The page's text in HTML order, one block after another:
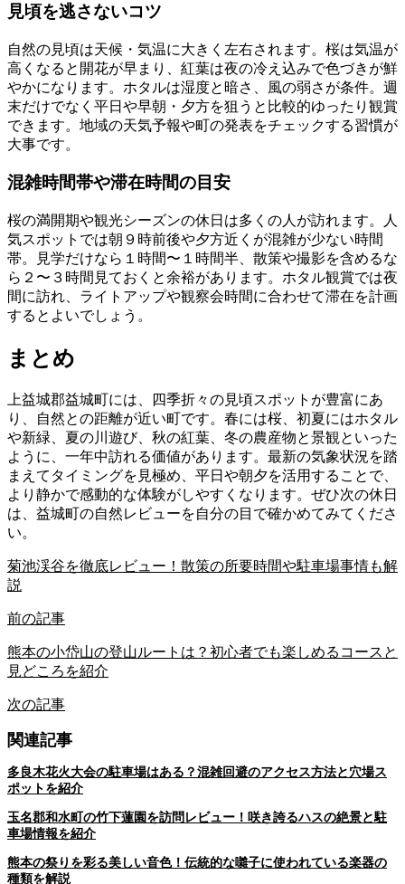
見頃を逃さないコツ
自然の見頃は天候・気温に大きく左右されます。桜は気温が
高くなると開花が早まり、紅葉は夜の冷え込みで色づきが鮮
やかになります。ホタルは湿度と暗さ、風の弱さが条件。週
末だけでなく平日や早朝・夕方を狙うと比較的ゆったり観賞
できます。地域の天気予報や町の発表をチェックする習慣が
大事です。
混雑時間帯や滞在時間の目安
桜の満開期や観光シーズンの休日は多くの人が訪れます。人
気スポットでは朝９時前後や夕方近くが混雑が少ない時間
帯。見学だけなら１時間〜１時間半、散策や撮影を含めるな
ら２〜３時間見ておくと余裕があります。ホタル観賞では夜
間に訪れ、ライトアップや観察会時間に合わせて滞在を計画
するとよいでしょう。
まとめ
上益城郡益城町には、四季折々の見頃スポットが豊富にあ
り、自然との距離が近い町です。春には桜、初夏にはホタル
や新緑、夏の川遊び、秋の紅葉、冬の農産物と景観といった
ように、一年中訪れる価値があります。最新の気象状況を踏
まえてタイミングを見極め、平日や朝夕を活用することで、
より静かで感動的な体験がしやすくなります。ぜひ次の休日
は、益城町の自然レビューを自分の目で確かめてみてくださ
い。
菊池渓谷を徹底レビュー！散策の所要時間や駐車場事情も解
説
前の記事
熊本の小岱山の登山ルートは？初心者でも楽しめるコースと
見どころを紹介
次の記事
関連記事
多良木花火大会の駐車場はある？混雑回避のアクセス方法と穴場ス
ポットを紹介
玉名郡和水町の竹下蓮園を訪問レビュー！咲き誇るハスの絶景と駐
車場情報を紹介
熊本の祭りを彩る美しい音色！伝統的な囃子に使われている楽器の
種類を解説